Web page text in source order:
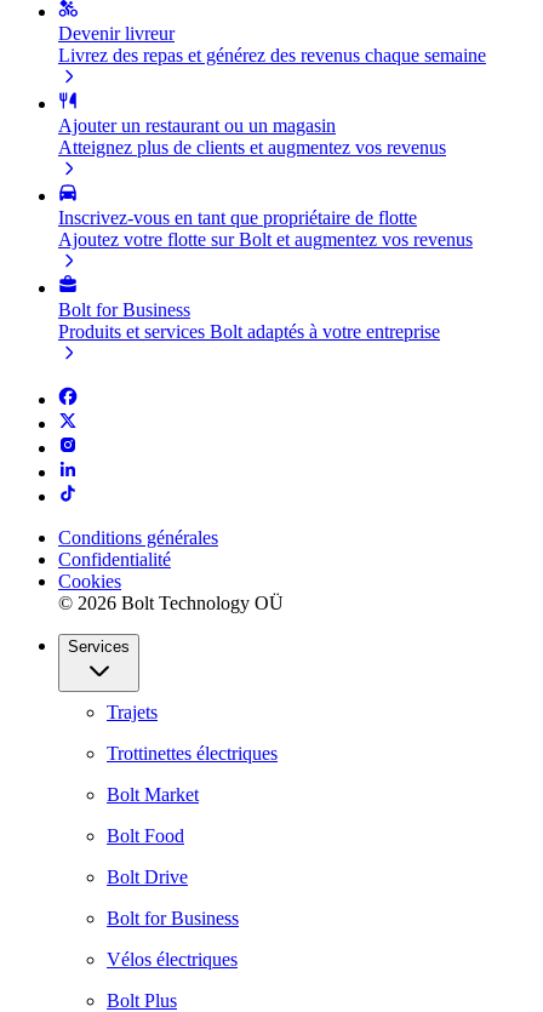
Devenir livreur
Livrez des repas et générez des revenus chaque semaine
Ajouter un restaurant ou un magasin
Atteignez plus de clients et augmentez vos revenus
Inscrivez-vous en tant que propriétaire de flotte
Ajoutez votre flotte sur Bolt et augmentez vos revenus
Bolt for Business
Produits et services Bolt adaptés à votre entreprise
Conditions générales
Confidentialité
Cookies
© 2026 Bolt Technology OÜ
Services
Trajets
Trottinettes électriques
Bolt Market
Bolt Food
Bolt Drive
Bolt for Business
Vélos électriques
Bolt Plus